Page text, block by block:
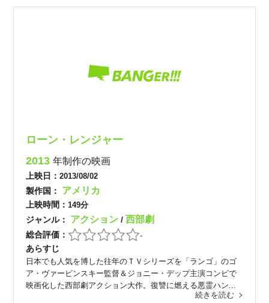
ローン・レンジャー
2013年制作の映画
上映日：2013/08/02
製作国： アメリカ
上映時間： 149分
ジャンル： アクション/ 西部劇
総合評価： -
あらすじ
日本でも人気を博した往年のＴＶシリーズを「ランゴ」のゴ
ア・ヴァービンスキー監督＆ジョニー・デップ主演コンビで
映画化した西部劇アクション大作。復讐に燃える悪霊ハン...
続きを読む